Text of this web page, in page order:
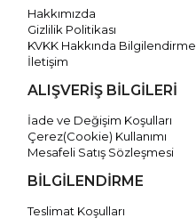
Hakkımızda
Gizlilik Politikası
KVKK Hakkında Bilgilendirme
İletişim
ALIŞVERİŞ BİLGİLERİ
İade ve Değişim Koşulları
Çerez(Cookie) Kullanımı
Mesafeli Satış Sözleşmesi
BİLGİLENDİRME
Teslimat Koşulları